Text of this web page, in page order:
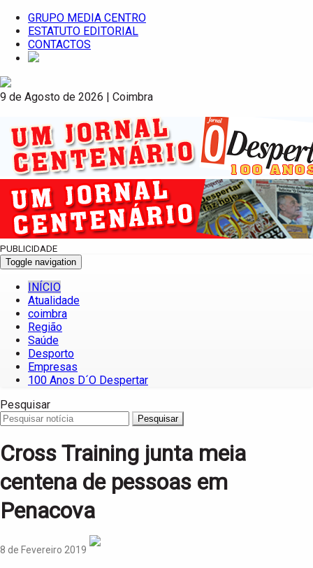
GRUPO MEDIA CENTRO
ESTATUTO EDITORIAL
CONTACTOS
9 de Agosto de 2026 | Coimbra
PUBLICIDADE
Toggle navigation
INÍCIO
Atualidade
coimbra
Região
Saúde
Desporto
Empresas
100 Anos D´O Despertar
Pesquisar
Pesquisar
Cross Training junta meia
centena de pessoas em
Penacova
8 de Fevereiro 2019